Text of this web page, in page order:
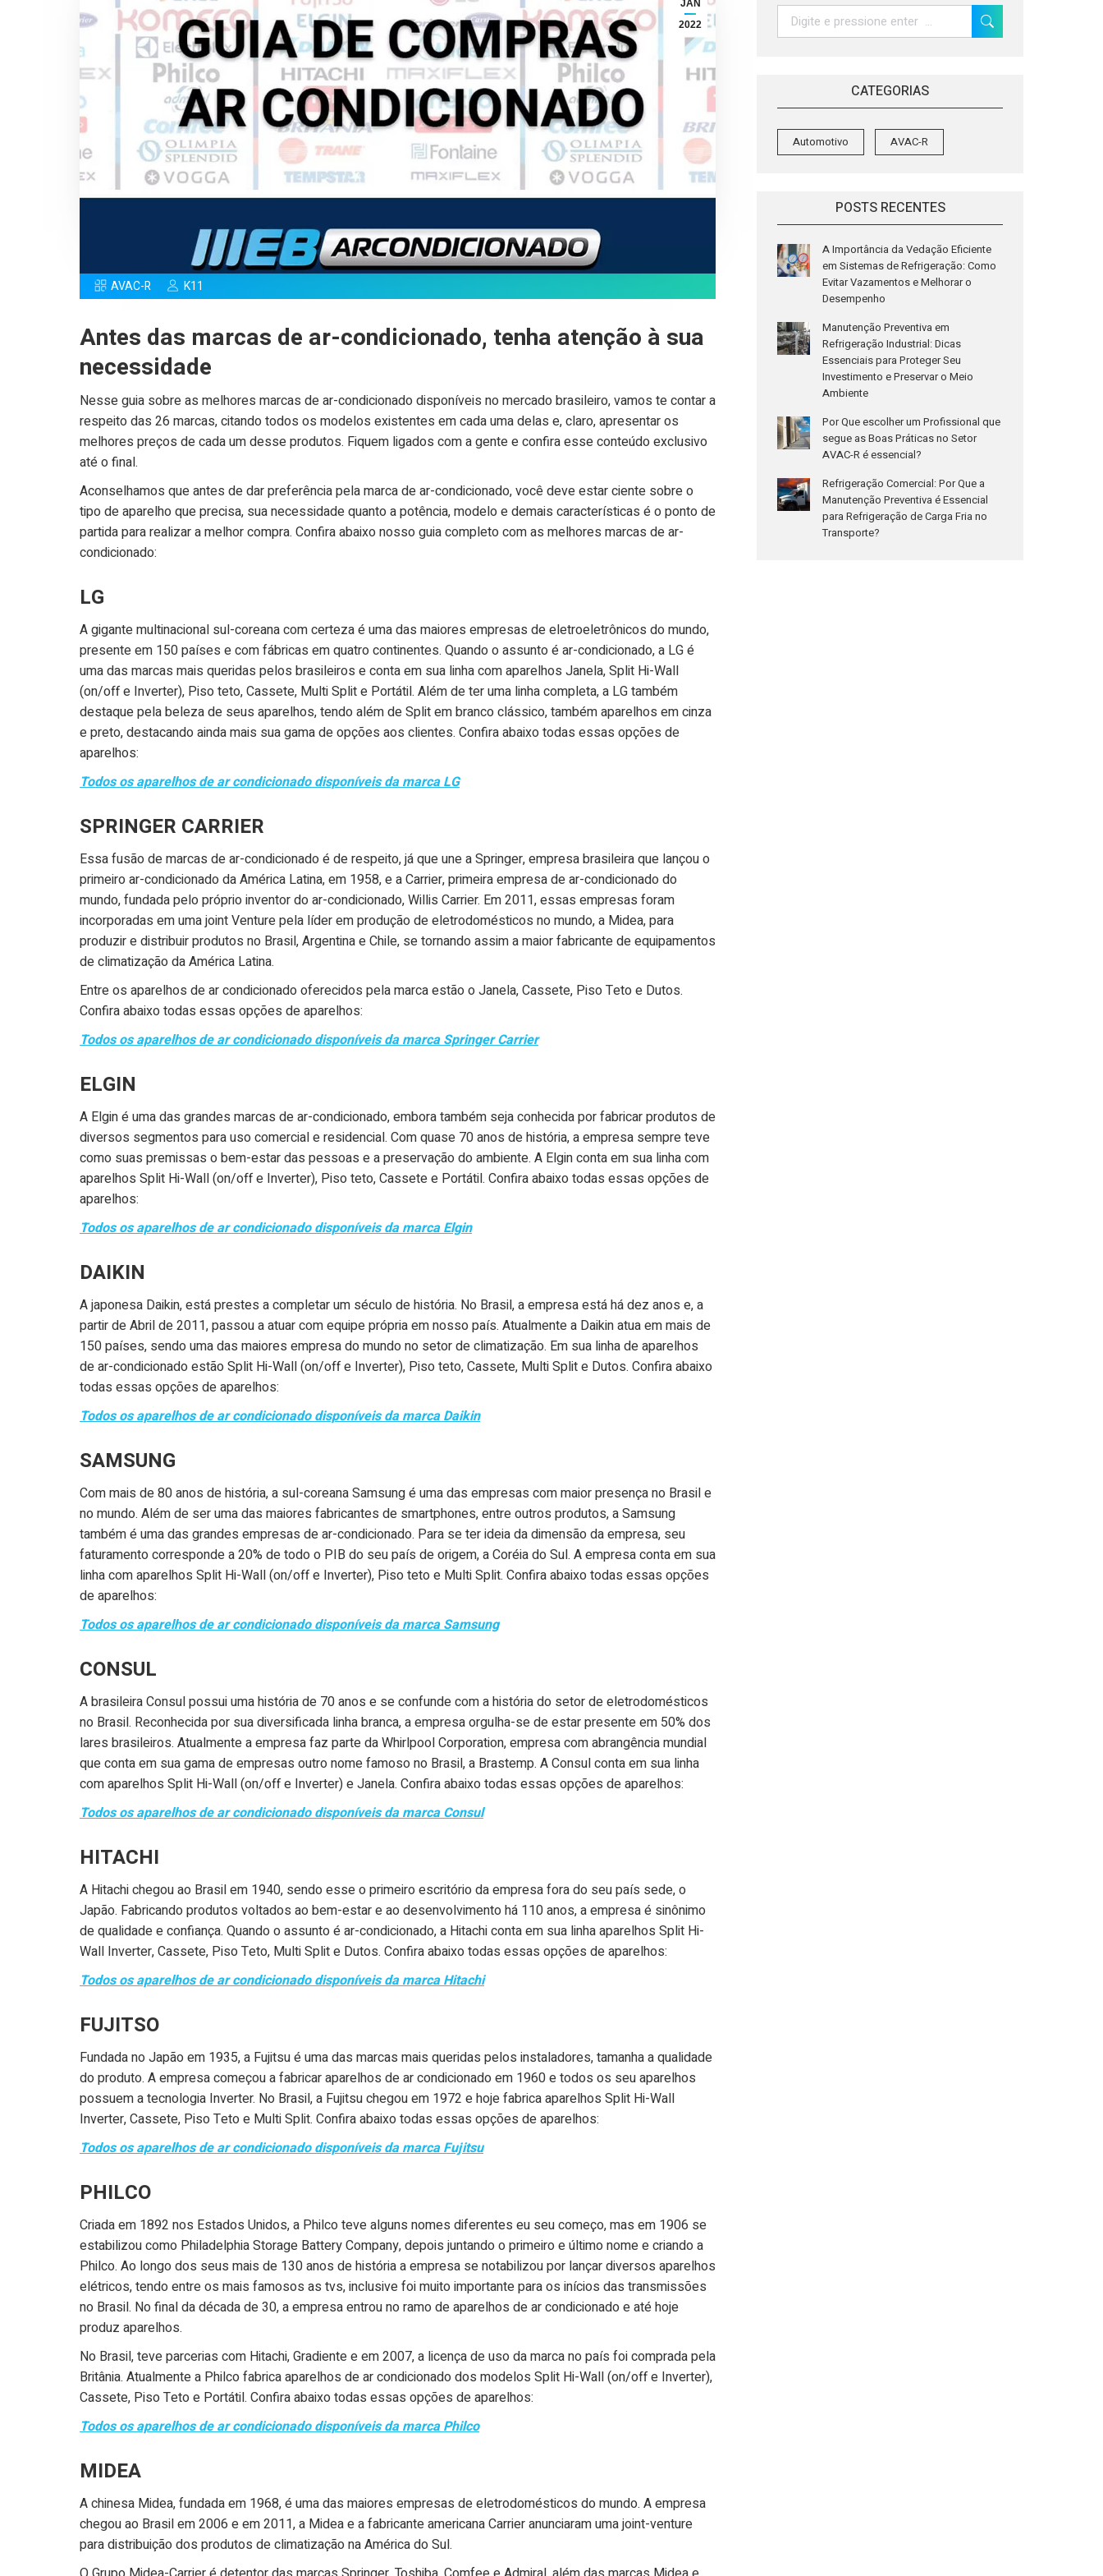
JAN
2022
AVAC-R K11
Antes das marcas de ar-condicionado, tenha atenção à sua
necessidade
Nesse guia sobre as melhores marcas de ar-condicionado disponíveis no mercado brasileiro, vamos te contar a
respeito das 26 marcas, citando todos os modelos existentes em cada uma delas e, claro, apresentar os
melhores preços de cada um desse produtos. Fiquem ligados com a gente e confira esse conteúdo exclusivo
até o final.
Aconselhamos que antes de dar preferência pela marca de ar-condicionado, você deve estar ciente sobre o
tipo de aparelho que precisa, sua necessidade quanto a potência, modelo e demais características é o ponto de
partida para realizar a melhor compra. Confira abaixo nosso guia completo com as melhores marcas de ar-
condicionado:
LG
A gigante multinacional sul-coreana com certeza é uma das maiores empresas de eletroeletrônicos do mundo,
presente em 150 países e com fábricas em quatro continentes. Quando o assunto é ar-condicionado, a LG é
uma das marcas mais queridas pelos brasileiros e conta em sua linha com aparelhos Janela, Split Hi-Wall
(on/off e Inverter), Piso teto, Cassete, Multi Split e Portátil. Além de ter uma linha completa, a LG também
destaque pela beleza de seus aparelhos, tendo além de Split em branco clássico, também aparelhos em cinza
e preto, destacando ainda mais sua gama de opções aos clientes. Confira abaixo todas essas opções de
aparelhos:
Todos os aparelhos de ar condicionado disponíveis da marca LG
SPRINGER CARRIER
Essa fusão de marcas de ar-condicionado é de respeito, já que une a Springer, empresa brasileira que lançou o
primeiro ar-condicionado da América Latina, em 1958, e a Carrier, primeira empresa de ar-condicionado do
mundo, fundada pelo próprio inventor do ar-condicionado, Willis Carrier. Em 2011, essas empresas foram
incorporadas em uma joint Venture pela líder em produção de eletrodomésticos no mundo, a Midea, para
produzir e distribuir produtos no Brasil, Argentina e Chile, se tornando assim a maior fabricante de equipamentos
de climatização da América Latina.
Entre os aparelhos de ar condicionado oferecidos pela marca estão o Janela, Cassete, Piso Teto e Dutos.
Confira abaixo todas essas opções de aparelhos:
Todos os aparelhos de ar condicionado disponíveis da marca Springer Carrier
ELGIN
A Elgin é uma das grandes marcas de ar-condicionado, embora também seja conhecida por fabricar produtos de
diversos segmentos para uso comercial e residencial. Com quase 70 anos de história, a empresa sempre teve
como suas premissas o bem-estar das pessoas e a preservação do ambiente. A Elgin conta em sua linha com
aparelhos Split Hi-Wall (on/off e Inverter), Piso teto, Cassete e Portátil. Confira abaixo todas essas opções de
aparelhos:
Todos os aparelhos de ar condicionado disponíveis da marca Elgin
DAIKIN
A japonesa Daikin, está prestes a completar um século de história. No Brasil, a empresa está há dez anos e, a
partir de Abril de 2011, passou a atuar com equipe própria em nosso país. Atualmente a Daikin atua em mais de
150 países, sendo uma das maiores empresa do mundo no setor de climatização. Em sua linha de aparelhos
de ar-condicionado estão Split Hi-Wall (on/off e Inverter), Piso teto, Cassete, Multi Split e Dutos. Confira abaixo
todas essas opções de aparelhos:
Todos os aparelhos de ar condicionado disponíveis da marca Daikin
SAMSUNG
Com mais de 80 anos de história, a sul-coreana Samsung é uma das empresas com maior presença no Brasil e
no mundo. Além de ser uma das maiores fabricantes de smartphones, entre outros produtos, a Samsung
também é uma das grandes empresas de ar-condicionado. Para se ter ideia da dimensão da empresa, seu
faturamento corresponde a 20% de todo o PIB do seu país de origem, a Coréia do Sul. A empresa conta em sua
linha com aparelhos Split Hi-Wall (on/off e Inverter), Piso teto e Multi Split. Confira abaixo todas essas opções
de aparelhos:
Todos os aparelhos de ar condicionado disponíveis da marca Samsung
CONSUL
A brasileira Consul possui uma história de 70 anos e se confunde com a história do setor de eletrodomésticos
no Brasil. Reconhecida por sua diversificada linha branca, a empresa orgulha-se de estar presente em 50% dos
lares brasileiros. Atualmente a empresa faz parte da Whirlpool Corporation, empresa com abrangência mundial
que conta em sua gama de empresas outro nome famoso no Brasil, a Brastemp. A Consul conta em sua linha
com aparelhos Split Hi-Wall (on/off e Inverter) e Janela. Confira abaixo todas essas opções de aparelhos:
Todos os aparelhos de ar condicionado disponíveis da marca Consul
HITACHI
A Hitachi chegou ao Brasil em 1940, sendo esse o primeiro escritório da empresa fora do seu país sede, o
Japão. Fabricando produtos voltados ao bem-estar e ao desenvolvimento há 110 anos, a empresa é sinônimo
de qualidade e confiança. Quando o assunto é ar-condicionado, a Hitachi conta em sua linha aparelhos Split Hi-
Wall Inverter, Cassete, Piso Teto, Multi Split e Dutos. Confira abaixo todas essas opções de aparelhos:
Todos os aparelhos de ar condicionado disponíveis da marca Hitachi
FUJITSO
Fundada no Japão em 1935, a Fujitsu é uma das marcas mais queridas pelos instaladores, tamanha a qualidade
do produto. A empresa começou a fabricar aparelhos de ar condicionado em 1960 e todos os seu aparelhos
possuem a tecnologia Inverter. No Brasil, a Fujitsu chegou em 1972 e hoje fabrica aparelhos Split Hi-Wall
Inverter, Cassete, Piso Teto e Multi Split. Confira abaixo todas essas opções de aparelhos:
Todos os aparelhos de ar condicionado disponíveis da marca Fujitsu
PHILCO
Criada em 1892 nos Estados Unidos, a Philco teve alguns nomes diferentes eu seu começo, mas em 1906 se
estabilizou como Philadelphia Storage Battery Company, depois juntando o primeiro e último nome e criando a
Philco. Ao longo dos seus mais de 130 anos de história a empresa se notabilizou por lançar diversos aparelhos
elétricos, tendo entre os mais famosos as tvs, inclusive foi muito importante para os inícios das transmissões
no Brasil. No final da década de 30, a empresa entrou no ramo de aparelhos de ar condicionado e até hoje
produz aparelhos.
No Brasil, teve parcerias com Hitachi, Gradiente e em 2007, a licença de uso da marca no país foi comprada pela
Britânia. Atualmente a Philco fabrica aparelhos de ar condicionado dos modelos Split Hi-Wall (on/off e Inverter),
Cassete, Piso Teto e Portátil. Confira abaixo todas essas opções de aparelhos:
Todos os aparelhos de ar condicionado disponíveis da marca Philco
MIDEA
A chinesa Midea, fundada em 1968, é uma das maiores empresas de eletrodomésticos do mundo. A empresa
chegou ao Brasil em 2006 e em 2011, a Midea e a fabricante americana Carrier anunciaram uma joint-venture
para distribuição dos produtos de climatização na América do Sul.
Search:
CATEGORIAS
Automotivo AVAC-R
POSTS RECENTES
A Importância da Vedação Eficiente
em Sistemas de Refrigeração: Como
Evitar Vazamentos e Melhorar o
Desempenho
Manutenção Preventiva em
Refrigeração Industrial: Dicas
Essenciais para Proteger Seu
Investimento e Preservar o Meio
Ambiente
Por Que escolher um Profissional que
segue as Boas Práticas no Setor
AVAC-R é essencial?
Refrigeração Comercial: Por Que a
Manutenção Preventiva é Essencial
para Refrigeração de Carga Fria no
Transporte?